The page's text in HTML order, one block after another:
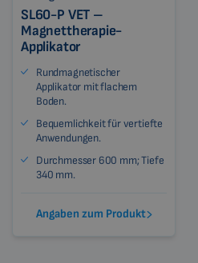
SL60-P VET –
Magnettherapie-
Applikator
Rundmagnetischer
Applikator mit flachem
Boden.
Bequemlichkeit für vertiefte
Anwendungen.
Durchmesser 600 mm; Tiefe
340 mm.
Angaben zum Produkt